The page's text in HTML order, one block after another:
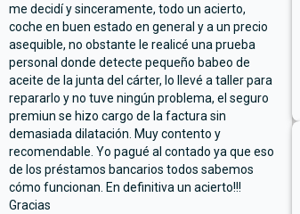
me decidí y sinceramente, todo un acierto,
coche en buen estado en general y a un precio
asequible, no obstante le realicé una prueba
personal donde detecte pequeño babeo de
aceite de la junta del cárter, lo llevé a taller para
repararlo y no tuve ningún problema, el seguro
premiun se hizo cargo de la factura sin
demasiada dilatación. Muy contento y
recomendable. Yo pagué al contado ya que eso
de los préstamos bancarios todos sabemos
cómo funcionan. En definitiva un acierto!!!
Gracias